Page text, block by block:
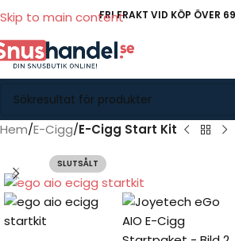
Skip to main contentFRI FRAKT VID KÖP ÖVER
Hem E-Cigg E-Cigg Start Kit
SLUTSÅLT